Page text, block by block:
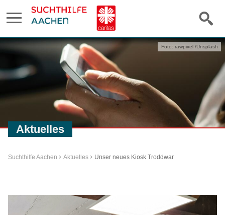
Aktuelles
Foto: rawpixel /Unsplash
Suchthilfe Aachen Aktuelles Unser neues Kiosk Troddwar